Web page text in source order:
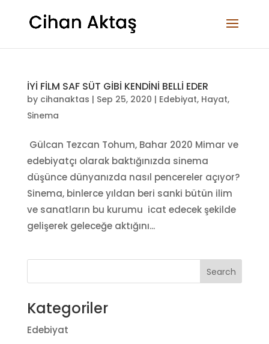
İYİ FİLM SAF SÜT GİBİ KENDİNİ BELLİ EDER
by cihanaktas | Sep 25, 2020 | Edebiyat, Hayat,
Sinema
Gülcan Tezcan Tohum, Bahar 2020 Mimar ve
edebiyatçı olarak baktığınızda sinema
düşünce dünyanızda nasıl pencereler açıyor?
Sinema, binlerce yıldan beri sanki bütün ilim
ve sanatların bu kurumu icat edecek şekilde
gelişerek geleceğe aktığını...
Kategoriler
Edebiyat